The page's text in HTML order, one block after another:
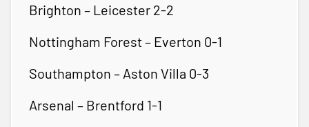
Brighton – Leicester 2-2
Nottingham Forest – Everton 0-1
Southampton – Aston Villa 0-3
Arsenal – Brentford 1-1